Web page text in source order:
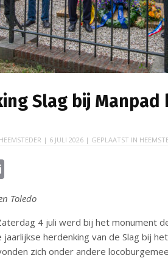
Slag bij
| 6 JULI 2026 | GEPLAATST IN
ai
l
Toledo
4 juli werd bij het monument
jaarlijkse herdenking van de Slag bij
zich onder andere